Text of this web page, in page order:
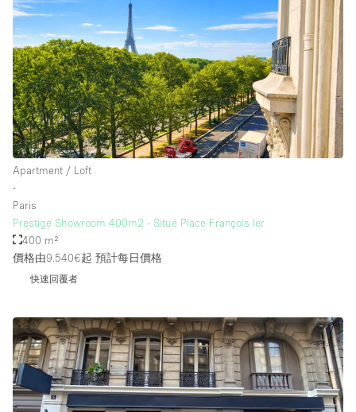
Whitebox / Minimal
Window Display
樓層 / 入口
地下室
後院
商場
露台
樓上
Apartment / Loft
∙
Paris
Prestige Showroom 400m2 - Situé Place François Ier
400 m²
價格由9.540€起 預計每日價格
快速回覆者